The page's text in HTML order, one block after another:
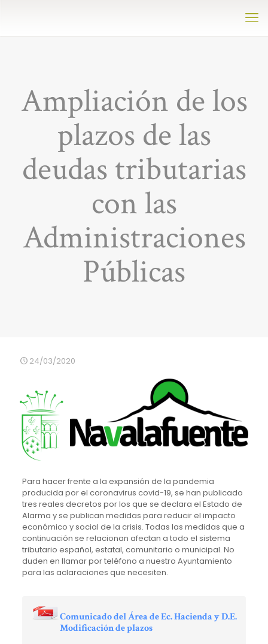
Ampliación de los
plazos de las
deudas tributarias
con las
Administraciones
Públicas
24/03/2020
Para hacer frente a la expansión de la pandemia
producida por el coronavirus covid-19, se han publicado
tres reales decretos por los que se declara el Estado de
Alarma y se publican medidas para reducir el impacto
económico y social de la crisis. Todas las medidas que a
continuación se relacionan afectan a todo el sistema
tributario español, estatal, comunitario o municipal. No
duden en llamar por teléfono a nuestro Ayuntamiento
para las aclaraciones que necesiten.
Comunicado del Área de Ec. Hacienda y D.E.
Modificación de plazos